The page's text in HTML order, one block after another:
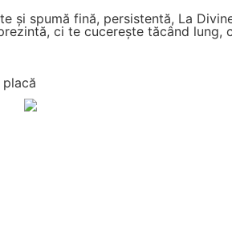
și spumă fină, persistentă, La
ci te cucerește tăcând lung,